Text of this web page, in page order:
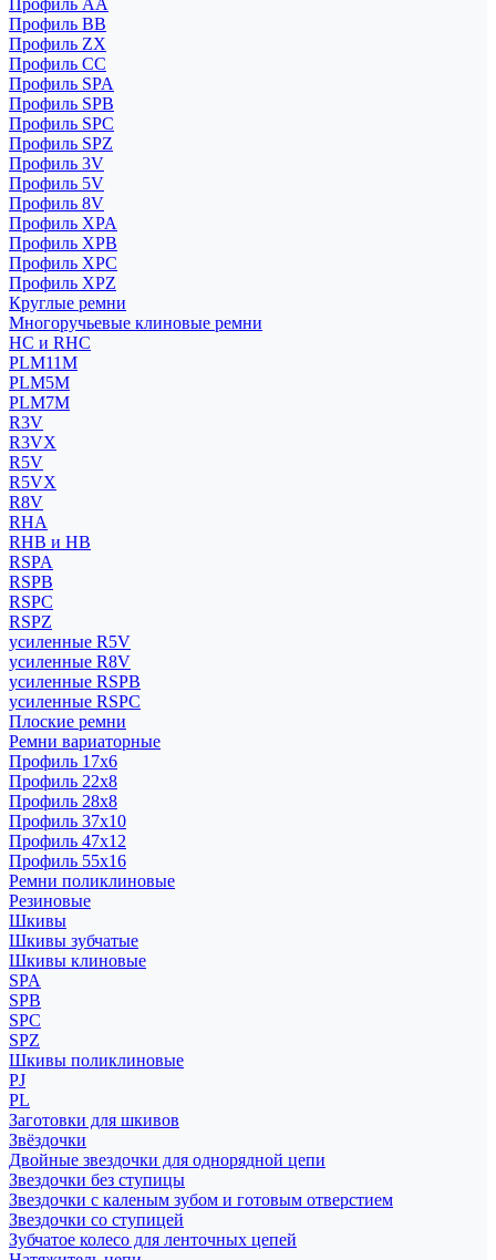
Профиль АА
Профиль BB
Профиль ZX
Профиль CC
Профиль SPA
Профиль SPB
Профиль SPC
Профиль SPZ
Профиль 3V
Профиль 5V
Профиль 8V
Профиль XPA
Профиль XPB
Профиль XPC
Профиль XPZ
Круглые ремни
Многоручьевые клиновые ремни
HC и RHC
PLM11M
PLM5M
PLM7M
R3V
R3VX
R5V
R5VX
R8V
RHA
RHB и HB
RSPA
RSPB
RSPC
RSPZ
усиленные R5V
усиленные R8V
усиленные RSPB
усиленные RSPC
Плоские ремни
Ремни вариаторные
Профиль 17x6
Профиль 22x8
Профиль 28x8
Профиль 37x10
Профиль 47x12
Профиль 55x16
Ремни поликлиновые
Резиновые
Шкивы
Шкивы зубчатые
Шкивы клиновые
SPA
SPB
SPC
SPZ
Шкивы поликлиновые
PJ
PL
Заготовки для шкивов
Звёздочки
Двойные звездочки для однорядной цепи
Звездочки без ступицы
Звездочки с каленым зубом и готовым отверстием
Звездочки со ступицей
Зубчатое колесо для ленточных цепей